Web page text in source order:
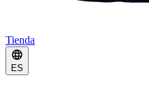
Tienda
ES